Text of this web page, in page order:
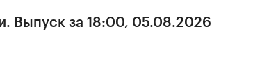
Выпуск за 18:00, 05.08.2026